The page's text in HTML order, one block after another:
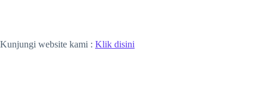
Kunjungi website kami : Klik disini